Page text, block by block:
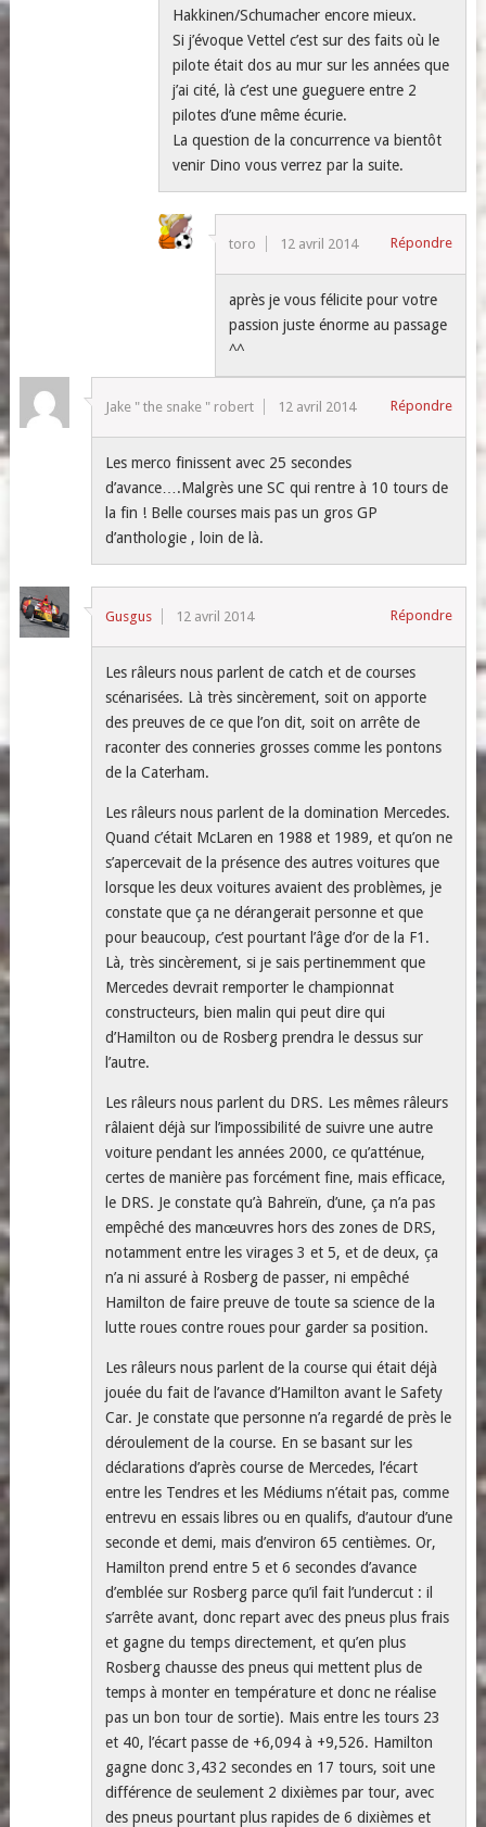
Hakkinen/Schumacher encore mieux.
Si j’évoque Vettel c’est sur des faits où le
pilote était dos au mur sur les années que
j’ai cité, là c’est une gueguere entre 2
pilotes d’une même écurie.
La question de la concurrence va bientôt
venir Dino vous verrez par la suite.
toro 12 avril 2014 Répondre
après je vous félicite pour votre
passion juste énorme au passage
^^
Jake " the snake " robert 12 avril 2014 Répondre
Les merco finissent avec 25 secondes
d’avance….Malgrès une SC qui rentre à 10 tours de
la fin ! Belle courses mais pas un gros GP
d’anthologie , loin de là.
Gusgus 12 avril 2014 Répondre
Les râleurs nous parlent de catch et de courses
scénarisées. Là très sincèrement, soit on apporte
des preuves de ce que l’on dit, soit on arrête de
raconter des conneries grosses comme les pontons
de la Caterham.
Les râleurs nous parlent de la domination Mercedes.
Quand c’était McLaren en 1988 et 1989, et qu’on ne
s’apercevait de la présence des autres voitures que
lorsque les deux voitures avaient des problèmes, je
constate que ça ne dérangerait personne et que
pour beaucoup, c’est pourtant l’âge d’or de la F1.
Là, très sincèrement, si je sais pertinemment que
Mercedes devrait remporter le championnat
constructeurs, bien malin qui peut dire qui
d’Hamilton ou de Rosberg prendra le dessus sur
l’autre.
Les râleurs nous parlent du DRS. Les mêmes râleurs
râlaient déjà sur l’impossibilité de suivre une autre
voiture pendant les années 2000, ce qu’atténue,
certes de manière pas forcément fine, mais efficace,
le DRS. Je constate qu’à Bahreïn, d’une, ça n’a pas
empêché des manœuvres hors des zones de DRS,
notamment entre les virages 3 et 5, et de deux, ça
n’a ni assuré à Rosberg de passer, ni empêché
Hamilton de faire preuve de toute sa science de la
lutte roues contre roues pour garder sa position.
Les râleurs nous parlent de la course qui était déjà
jouée du fait de l’avance d’Hamilton avant le Safety
Car. Je constate que personne n’a regardé de près le
déroulement de la course. En se basant sur les
déclarations d’après course de Mercedes, l’écart
entre les Tendres et les Médiums n’était pas, comme
entrevu en essais libres ou en qualifs, d’autour d’une
seconde et demi, mais d’environ 65 centièmes. Or,
Hamilton prend entre 5 et 6 secondes d’avance
d’emblée sur Rosberg parce qu’il fait l’undercut : il
s’arrête avant, donc repart avec des pneus plus frais
et gagne du temps directement, et qu’en plus
Rosberg chausse des pneus qui mettent plus de
temps à monter en température et donc ne réalise
pas un bon tour de sortie). Mais entre les tours 23
et 40, l’écart passe de +6,094 à +9,526. Hamilton
gagne donc 3,432 secondes en 17 tours, soit une
différence de seulement 2 dixièmes par tour, avec
des pneus pourtant plus rapides de 6 dixièmes et